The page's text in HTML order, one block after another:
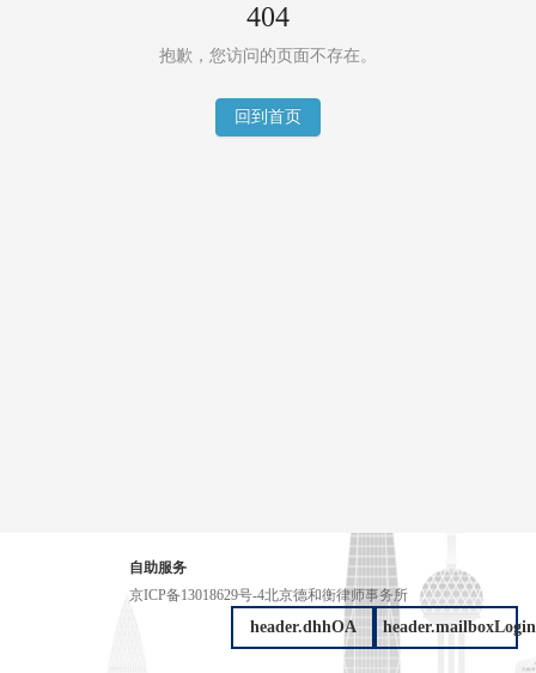
404
抱歉，您访问的页面不存在。
回到首页
自助服务
京ICP备13018629号-4北京德和衡律师事务所
header.dhhOA header.mailboxLogin